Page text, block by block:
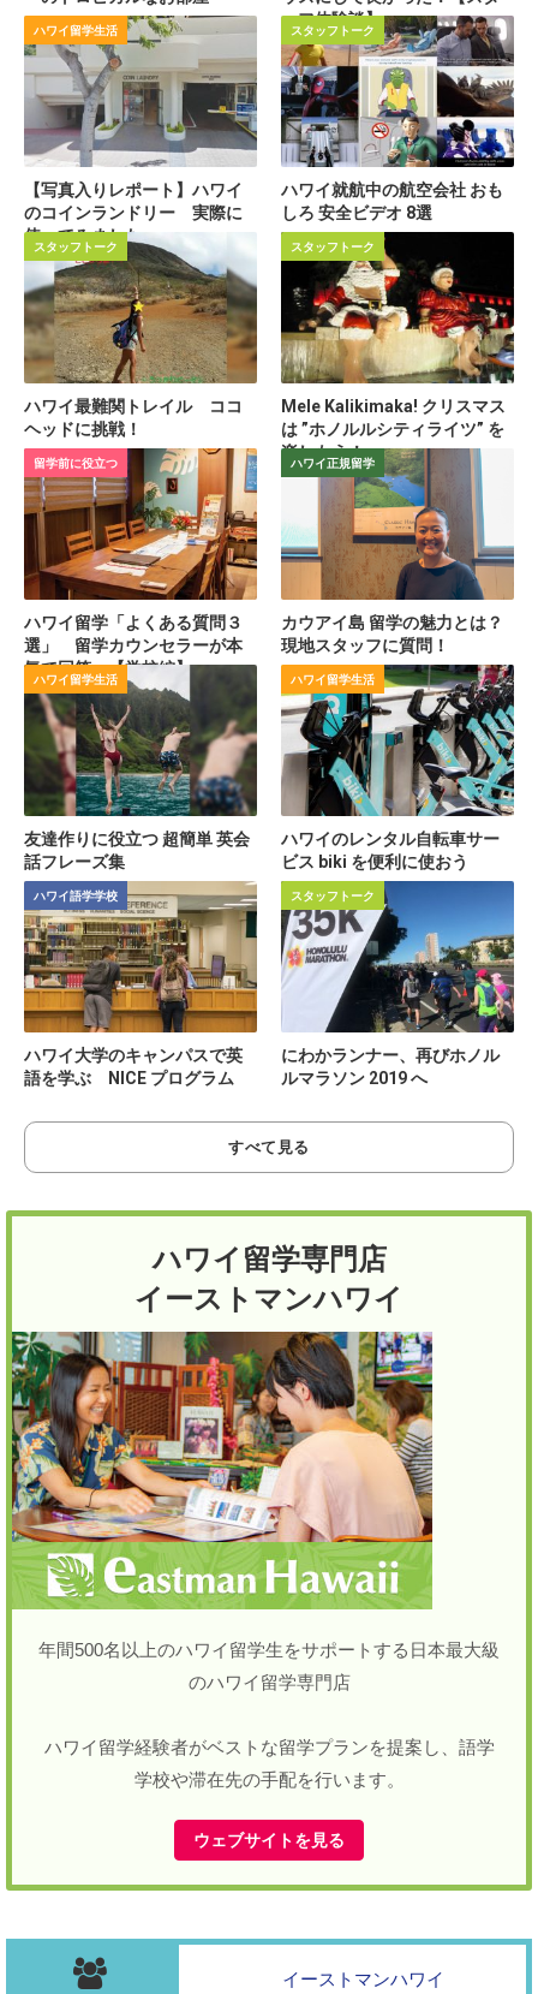
ッフ体験談】
ハワイ留学生活
【写真入りレポート】ハワイ
のコインランドリー 実際に
使ってみました
スタッフトーク
ハワイ就航中の航空会社 おも
しろ 安全ビデオ 8選
スタッフトーク
ハワイ最難関トレイル ココ
ヘッドに挑戦！
スタッフトーク
Mele Kalikimaka! クリスマス
は ”ホノルルシティライツ” を
楽しもう！
留学前に役立つ
ハワイ留学「よくある質問３
選」 留学カウンセラーが本
気で回答 【学校編】
ハワイ正規留学
カウアイ島 留学の魅力とは？
現地スタッフに質問！
ハワイ留学生活
友達作りに役立つ 超簡単 英会
話フレーズ集
ハワイ留学生活
ハワイのレンタル自転車サー
ビス biki を便利に使おう
ハワイ語学学校
ハワイ大学のキャンパスで英
語を学ぶ NICE プログラム
スタッフトーク
にわかランナー、再びホノル
ルマラソン 2019 へ
すべて見る
ハワイ留学専門店
イーストマンハワイ
年間500名以上のハワイ留学生をサポートする日本最大級
のハワイ留学専門店
ハワイ留学経験者がベストな留学プランを提案し、語学
学校や滞在先の手配を行います。
ウェブサイトを見る
イーストマンハワイ